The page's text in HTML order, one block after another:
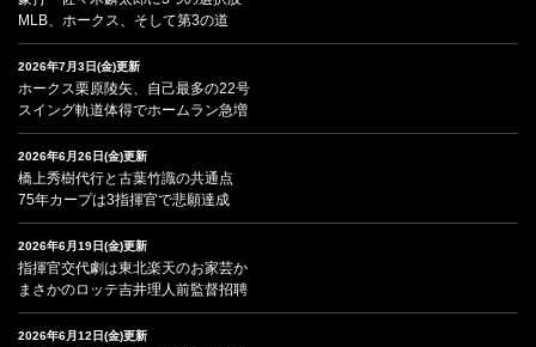
MLB、ホークス、そして第3の道
2026年7月3日(金)更新
ホークス栗原陵矢、自己最多の22号
スイング軌道体得でホームラン急増
2026年6月26日(金)更新
橋上秀樹代行と古葉竹識の共通点
75年カープは3指揮官で悲願達成
2026年6月19日(金)更新
指揮官交代劇は東北楽天のお家芸か
まさかのロッテ吉井理人前監督招聘
2026年6月12日(金)更新